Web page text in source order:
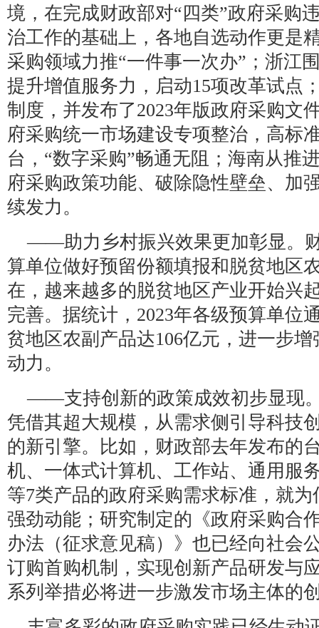
境，在完成财政部对“四类”政府采购
治工作的基础上，各地自选动作更是
采购领域力推“一件事一次办”；浙江
提升增值服务力，启动15项改革试点
制度，并发布了2023年版政府采购文
府采购统一市场建设专项整治，高标
台，“数字采购”畅通无阻；海南从推
府采购政策功能、破除隐性壁垒、加
续发力。
——助力乡村振兴效果更加彰显。
算单位做好预留份额填报和脱贫地区
在，越来越多的脱贫地区产业开始兴
完善。据统计，2023年各级预算单位
贫地区农副产品达106亿元，进一步
动力。
——支持创新的政策成效初步显现
凭借其超大规模，从需求侧引导科技
的新引擎。比如，财政部去年发布的
机、一体式计算机、工作站、通用服
等7类产品的政府采购需求标准，就
强劲动能；研究制定的《政府采购合
办法（征求意见稿）》也已经向社会
订购首购机制，实现创新产品研发与
系列举措必将进一步激发市场主体的